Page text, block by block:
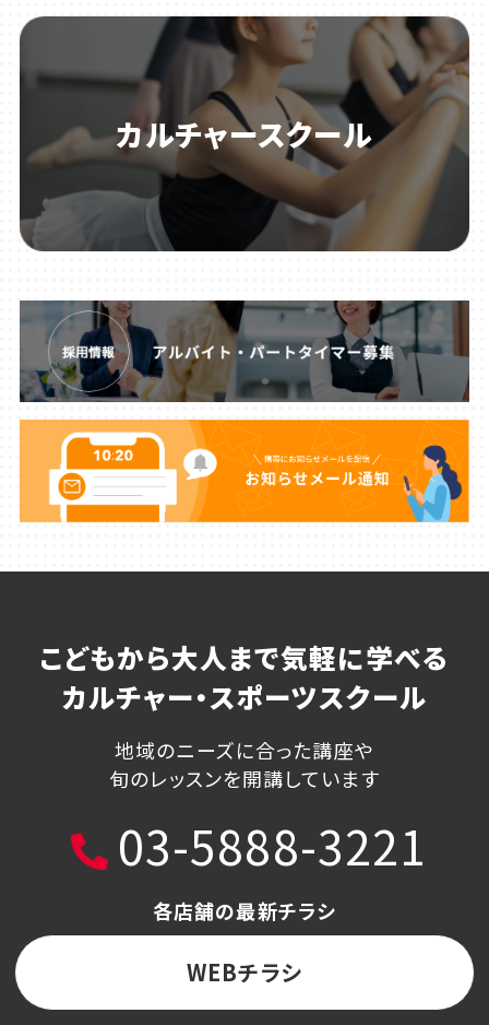
カルチャースクール
こどもから大人まで気軽に学べる
カルチャー・スポーツスクール
地域のニーズに合った講座や
旬のレッスンを開講しています
03-5888-3221
各店舗の最新チラシ
WEBチラシ